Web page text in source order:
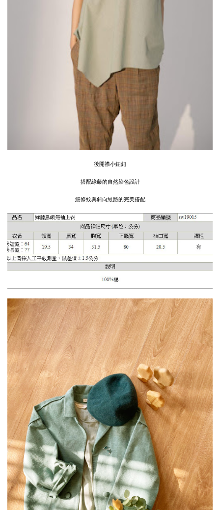
後開襟小鈕釦
搭配綠藤的自然染色設計
細條紋與斜向紋路的完美搭配